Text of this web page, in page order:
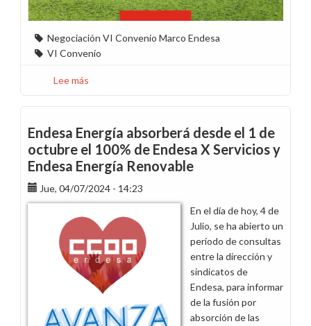
Negociación VI Convenio Marco Endesa
VI Convenio
Lee más
más
que
ganar,
la
del
VI
Convenio
Endesa Energía absorberá desde el 1 de
octubre el 100% de Endesa X Servicios y
Endesa Energía Renovable
Jue, 04/07/2024 - 14:23
En el día de hoy, 4 de
Julio, se ha abierto un
período de consultas
entre la dirección y
sindicatos de
Endesa, para informar
de la fusión por
absorción de las